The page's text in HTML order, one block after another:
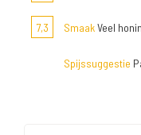
7,3 SmaakVeel
Spijssuggestie